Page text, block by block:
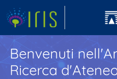
Benvenuti
Ricerca